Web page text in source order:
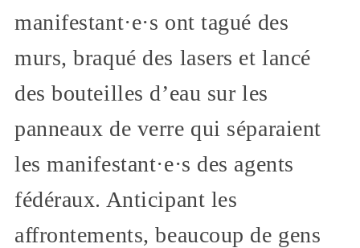
manifestant·e·s ont tagué des
murs, braqué des lasers et lancé
des bouteilles d’eau sur les
panneaux de verre qui séparaient
les manifestant·e·s des agents
fédéraux. Anticipant les
affrontements, beaucoup de gens